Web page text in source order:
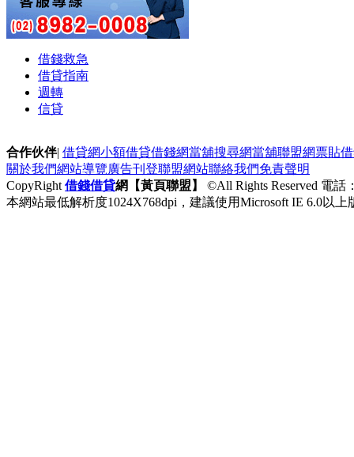
借錢救急
借貸指南
週轉
信貸
合作伙伴| 借貸網小額借貸借錢網當舖搜尋網當舖聯盟網票貼
關於我們網站導覽廣告刊登聯盟網站聯絡我們免責聲明
CopyRight 借錢借貸網【黃頁聯盟】
©All Rights Reserved 電話
本網站最低解析度1024X768dpi，建議使用Microsoft IE 6.0以上